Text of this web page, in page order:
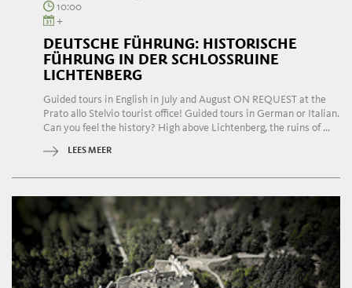
10:00
+
DEUTSCHE FÜHRUNG: HISTORISCHE
FÜHRUNG IN DER SCHLOSSRUINE
LICHTENBERG
Guided tours in English in July and August ON REQUEST at the
Prato allo Stelvio tourist office! Guided tours in German or Italian.
Can you feel the history? High above Lichtenberg, the ruins of ...
LEES MEER